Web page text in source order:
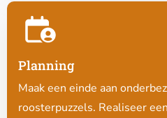
Planning
Maak een einde aan
roosterpuzzels. Realiseer
Lees
meer
over
Planning